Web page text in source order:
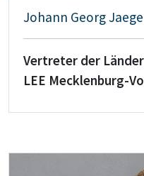
Johann Georg
Vertreter der
LEE Mecklenburg-